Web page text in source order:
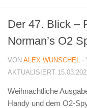
Der 47. Blick –
Norman’s O2
VON ALEX WUNSCHEL
AKTUALISIERT
Weihnachtliche
Handy und dem O2-